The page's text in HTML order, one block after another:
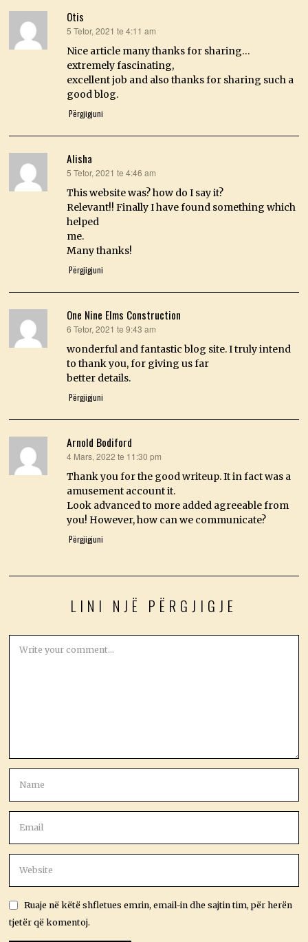
Otis
thotë:
5 Tetor, 2021 te 4:11 am
Nice article many thanks for sharing…
extremely fascinating,
excellent job and also thanks for sharing such a
good blog.
Përgjigjuni
Alisha
thotë:
5 Tetor, 2021 te 4:46 am
This website was? how do I say it?
Relevant!! Finally I have found something which
helped
me.
Many thanks!
Përgjigjuni
One Nine Elms Construction
thotë:
6 Tetor, 2021 te 9:43 am
wonderful and fantastic blog site. I truly intend
to thank you, for giving us far
better details.
Përgjigjuni
Arnold Bodiford
thotë:
4 Mars, 2022 te 11:30 pm
Thank you for the good writeup. It in fact was a
amusement account it.
Look advanced to more added agreeable from
you! However, how can we communicate?
Përgjigjuni
LINI NJË PËRGJIGJE
Ruaje në këtë shfletues emrin, email-in dhe sajtin tim, për herën
tjetër që komentoj.